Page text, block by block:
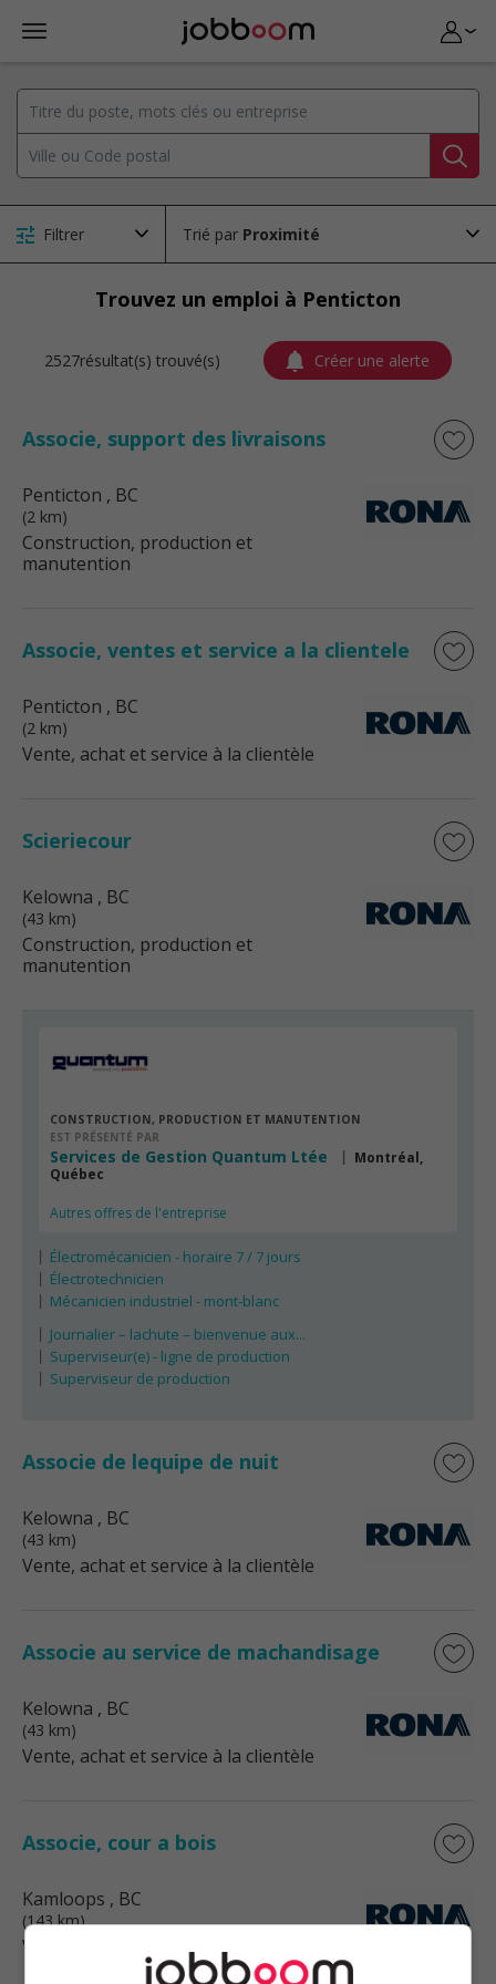
Filtrer Trié par
Trouvez un emploi à Penticton
2527résultat(s) trouvé(s) Créer une alerte
Associe, support des livraisons
Penticton , BC
(2 km)
Construction, production et
manutention
Associe, ventes et service a la clientele
Penticton , BC
(2 km)
Vente, achat et service à la clientèle
Scieriecour
Kelowna , BC
(43 km)
Construction, production et
manutention
CONSTRUCTION, PRODUCTION ET MANUTENTION
EST PRÉSENTÉ PAR
Services de Gestion Quantum Ltée
Montréal,
Québec
Autres offres de l'entreprise
Électromécanicien - horaire 7 / 7 jours
Électrotechnicien
Mécanicien industriel - mont-blanc
Journalier – lachute – bienvenue aux...
Superviseur(e) - ligne de production
Superviseur de production
Associe de lequipe de nuit
Kelowna , BC
(43 km)
Vente, achat et service à la clientèle
Associe au service de machandisage
Kelowna , BC
(43 km)
Vente, achat et service à la clientèle
Associe, cour a bois
Kamloops , BC
(143 km)
Vente, achat et service à la clientèle